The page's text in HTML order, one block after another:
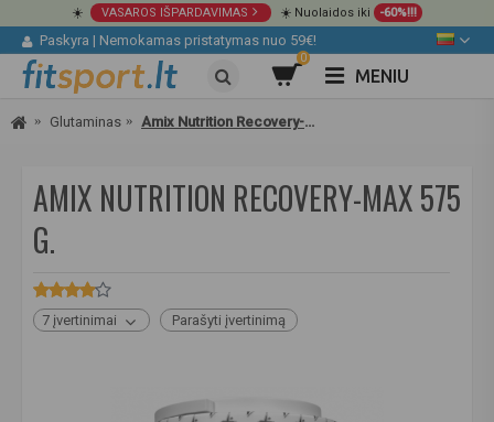
☀️ VASAROS IŠPARDAVIMAS ☀️ Nuolaidos iki -60%!!!
Paskyra | Nemokamas pristatymas nuo 59€!
0
MENIU
Glutaminas Amix Nutrition Recovery-Max 575 g.
AMIX NUTRITION RECOVERY-MAX 575
G.
7 įvertinimai Parašyti įvertinimą